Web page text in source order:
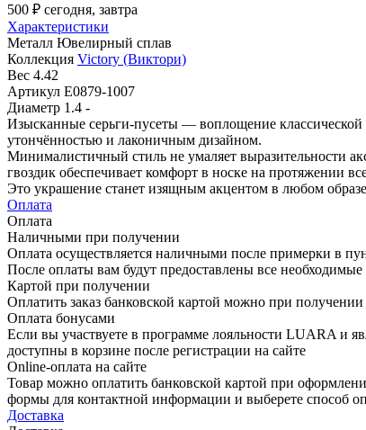
500 ₽ сегодня, завтра
Характеристики
Металл Ювелирный сплав
Коллекция Victory (Виктори)
Вес 4.42
Артикул E0879-1007
Диаметр 1.4 -
Изысканные серьги-пусеты — воплощение
утончённостью и лаконичным дизайном.
Минималистичный стиль не умаляет выразительности
гвоздик обеспечивает комфорт в носке на протяжении
Это украшение станет изящным акцентом в любом
Оплата
Оплата
Наличными при получении
Оплата осуществляется наличными после примерки в
После оплаты вам будут предоставлены все
Картой при получении
Оплатить заказ банковской картой можно при
Оплата бонусами
Если вы участвуете в программе лояльности LUARA и
доступны в корзине после регистрации на сайте
Online-оплата на сайте
Товар можно оплатить банковской картой при
формы для контактной информации и выберете способ
Доставка